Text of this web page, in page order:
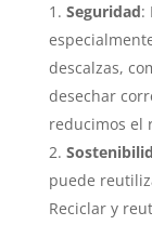
Seguridad:
descalzas,
desechar
reducimos el
puede
Reciclar y